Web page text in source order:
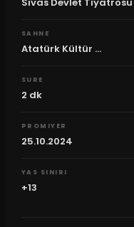
SAHNE
Atatürk Kültür ...
SURE
2 dk
PROMIYER
25.10.2024
YAS SINIRI
+13